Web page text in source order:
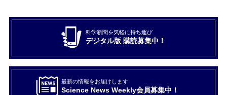
科学新聞を気軽に持ち運び
デジタル版 購読募集中！
最新の情報をお届けします
Science News Weekly会員募集中！